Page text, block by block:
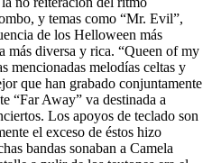
y temas como “Mr. Evil”,
de los Helloween más
más diversa y rica. “Queen of my
mencionadas melodías celtas y
que han grabado conjuntamente
“Far Away” va destinada a
Los apoyos de teclado son
el exceso de éstos hizo
bandas sonaban a Camela